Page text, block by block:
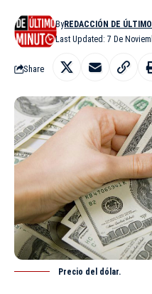
Last Updated: 7 De
ByREDACCIÓN DE
Share
Precio del dólar.